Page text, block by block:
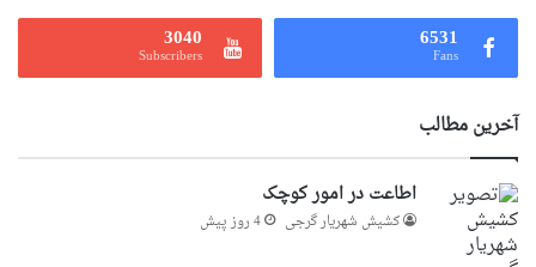
6531
Fans
3040
Subscribers
آخرین مطالب
اطاعت در امور کوچک
کشیش شهریار گرجى 4 روز پیش